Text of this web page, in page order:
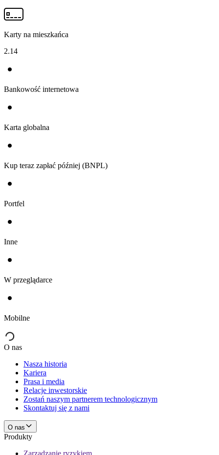
Karty na mieszkańca
2.14
Bankowość internetowa
Karta globalna
Kup teraz zapłać później (BNPL)
Portfel
Inne
W przeglądarce
Mobilne
O nas
Nasza historia
Kariera
Prasa i media
Relacje inwestorskie
Zostań naszym partnerem technologicznym
Skontaktuj się z nami
O nas
Produkty
Zarządzanie ryzykiem